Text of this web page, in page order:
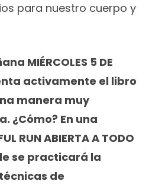
para nuestro cuerpo y
MIÉRCOLES 5 DE
activamente el libro
manera muy
¿Cómo? En una
RUN ABIERTA A TODO
se practicará la
de